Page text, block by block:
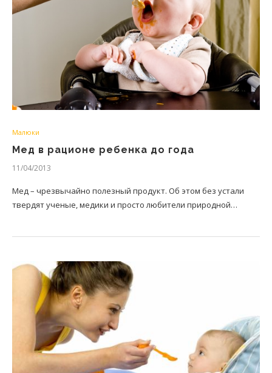
Малюки
Мед в рационе ребенка до года
11/04/2013
Мед – чрезвычайно полезный продукт. Об этом без устали
твердят ученые, медики и просто любители природной…